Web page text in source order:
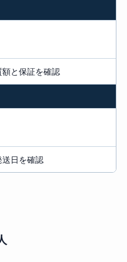
と保証を確認
日を確認